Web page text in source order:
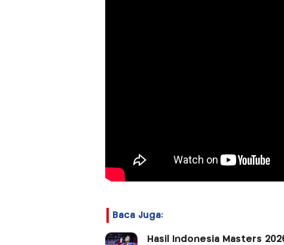
Baca Juga:
Hasil Indonesia Masters